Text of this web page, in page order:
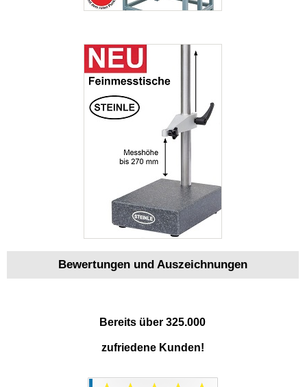
Bewertungen und Auszeichnungen
Bereits über 325.000
zufriedene Kunden!